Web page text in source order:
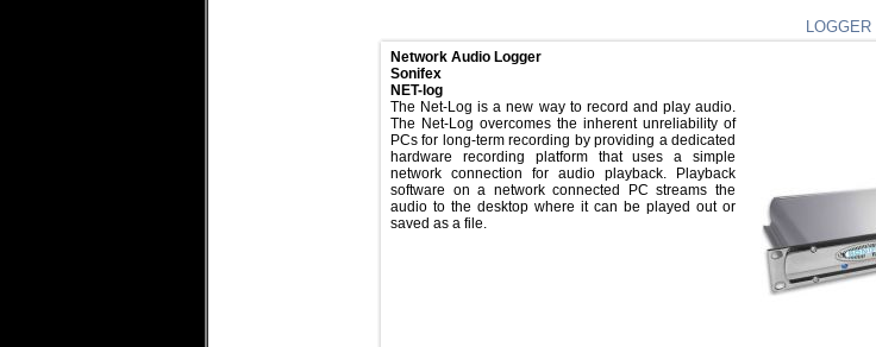
Network Audio Logger
Sonifex
NET-log
The Net-Log is a new way to record and play audio.
The Net-Log overcomes the inherent unreliability of
PCs for long-term recording by providing a dedicated
hardware recording platform that uses a simple
network connection for audio playback. Playback
software on a network connected PC streams the
audio to the desktop where it can be played out or
saved as a file.